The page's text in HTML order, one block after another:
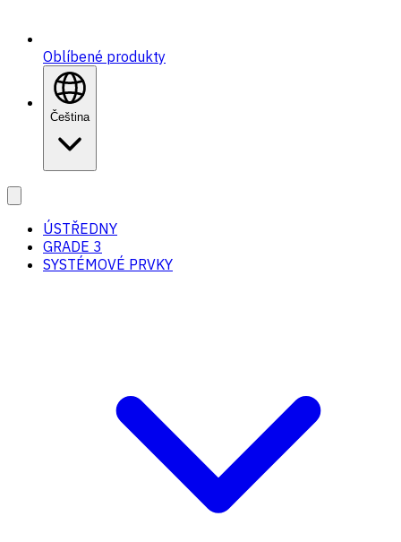
Oblíbené produkty
Čeština
ÚSTŘEDNY
GRADE 3
SYSTÉMOVÉ PRVKY